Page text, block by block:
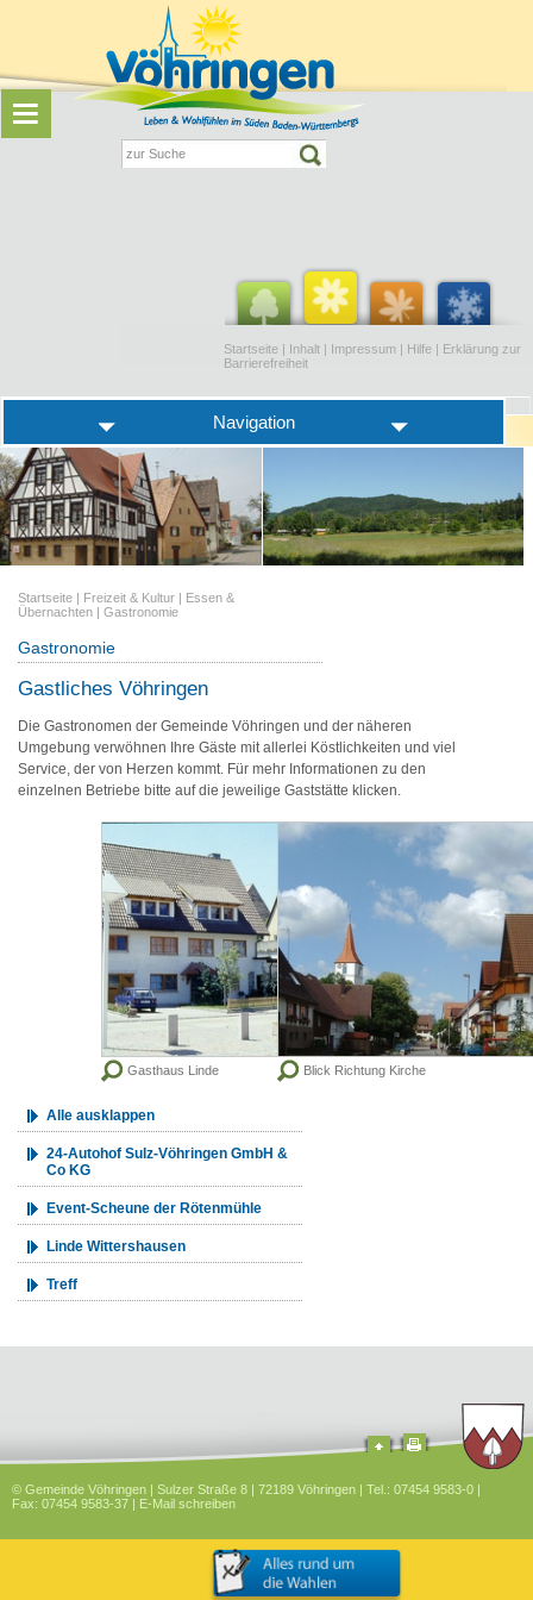
Startseite | Inhalt | Impressum | Hilfe | Erklärung zur
Barrierefreiheit
Navigation
Startseite | Freizeit & Kultur | Essen &
Übernachten | Gastronomie
Gastronomie
Gastliches Vöhringen
Die Gastronomen der Gemeinde Vöhringen und der näheren
Umgebung verwöhnen Ihre Gäste mit allerlei Köstlichkeiten und viel
Service, der von Herzen kommt. Für mehr Informationen zu den
einzelnen Betriebe bitte auf die jeweilige Gaststätte klicken.
Gasthaus Linde Blick Richtung Kirche
Alle ausklappen
24-Autohof Sulz-Vöhringen GmbH &
Co KG
Event-Scheune der Rötenmühle
Linde Wittershausen
Treff
© Gemeinde Vöhringen | Sulzer Straße 8 | 72189 Vöhringen | Tel.: 07454 9583-0 |
Fax: 07454 9583-37 | E-Mail schreiben